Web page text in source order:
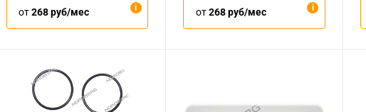
от268 руб/мес от268 руб/мес